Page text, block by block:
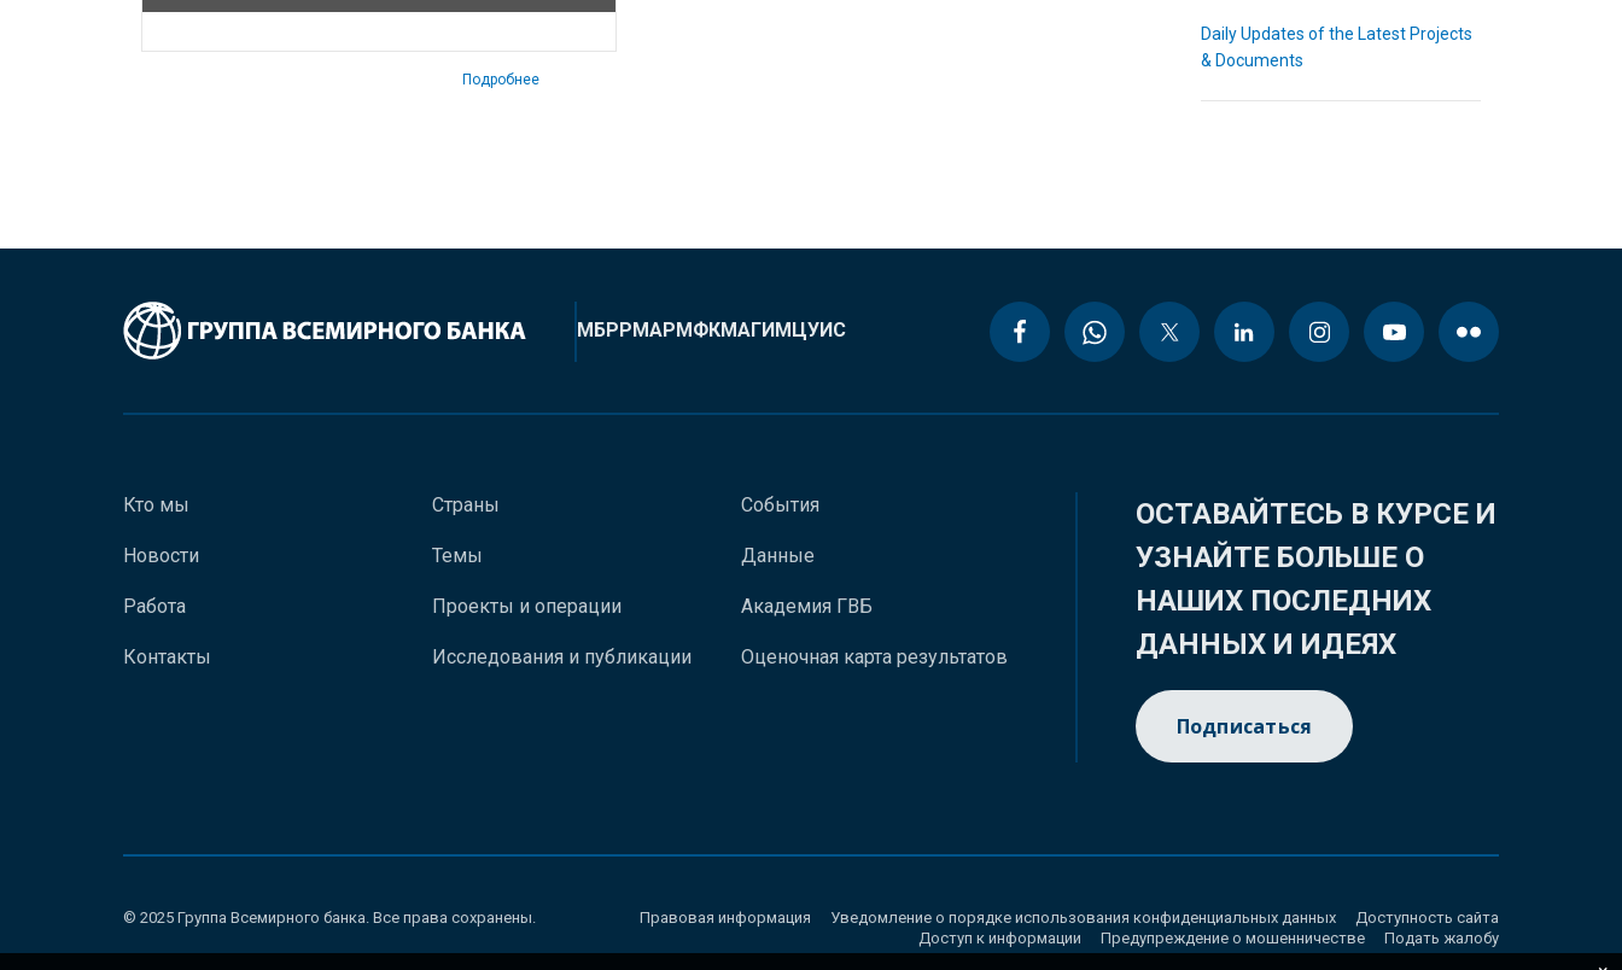
Подробнее
Daily Updates of the Latest Projects
& Documents
МБРРМАРМФКМАГИМЦУИС
Кто мы
Новости
Работа
Контакты
Страны
Темы
Проекты и операции
Исследования и публикации
События
Данные
Академия ГВБ
Оценочная карта результатов
ОСТАВАЙТЕСЬ В КУРСЕ И
УЗНАЙТЕ БОЛЬШЕ О
НАШИХ ПОСЛЕДНИХ
ДАННЫХ И ИДЕЯХ
Подписаться
© 2025 Группа Всемирного банка. Все права сохранены. Правовая информация Уведомление о порядке использования конфиденциальных данных
Доступность сайта
Доступ к информации
Предупреждение о мошенничестве Подать жалобу